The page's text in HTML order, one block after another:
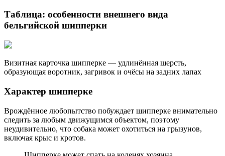
Таблица: особенности внешнего вида
бельгийской шипперки
Визитная карточка шипперке — удлинённая шерсть,
образующая воротник, загривок и очёсы на задних лапах
Характер шипперке
Врождённое любопытство побуждает шипперке внимательно
следить за любым движущимся объектом, поэтому
неудивительно, что собака может охотиться на грызунов,
включая крыс и кротов.